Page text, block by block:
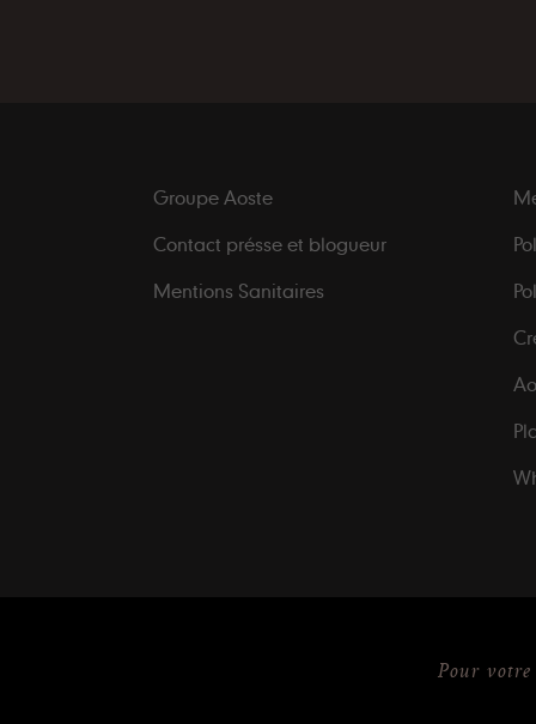
Groupe Aoste
Contact présse et blogueur
Mentions Sanitaires
Pour